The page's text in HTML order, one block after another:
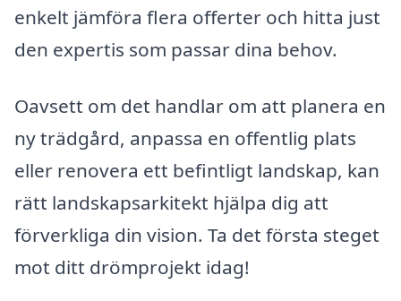
enkelt jämföra flera offerter och hitta just
den expertis som passar dina behov.
Oavsett om det handlar om att planera en
ny trädgård, anpassa en offentlig plats
eller renovera ett befintligt landskap, kan
rätt landskapsarkitekt hjälpa dig att
förverkliga din vision. Ta det första steget
mot ditt drömprojekt idag!